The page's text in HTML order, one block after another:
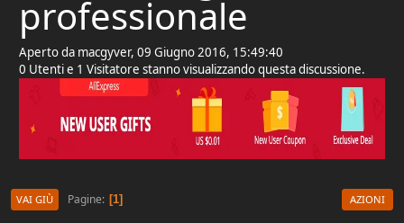
professionale
Aperto da macgyver, 09 Giugno 2016, 15:49:40
0 Utenti e 1 Visitatore stanno visualizzando questa discussione.
VAI GIÙ Pagine 1 AZIONI